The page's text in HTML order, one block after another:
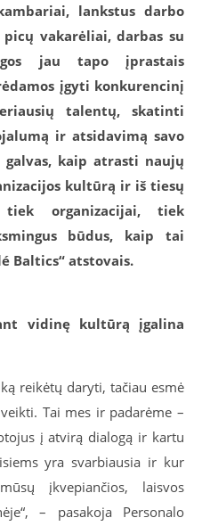
lankstus darbo
vakarėliai, darbas su
jau tapo įprastais
įgyti konkurencinį
talentų, skatinti
ir atsidavimą savo
galvas, kaip atrasti naujų
kultūrą ir iš tiesų
organizacijai, tiek
būdus, kaip tai
Baltics“ atstovais.
vidinę kultūrą įgalina
reikėtų daryti, tačiau esmė
Tai mes ir padarėme –
į atvirą dialogą ir kartu
yra svarbiausia ir kur
įkvepiančios, laisvos
– pasakoja Personalo